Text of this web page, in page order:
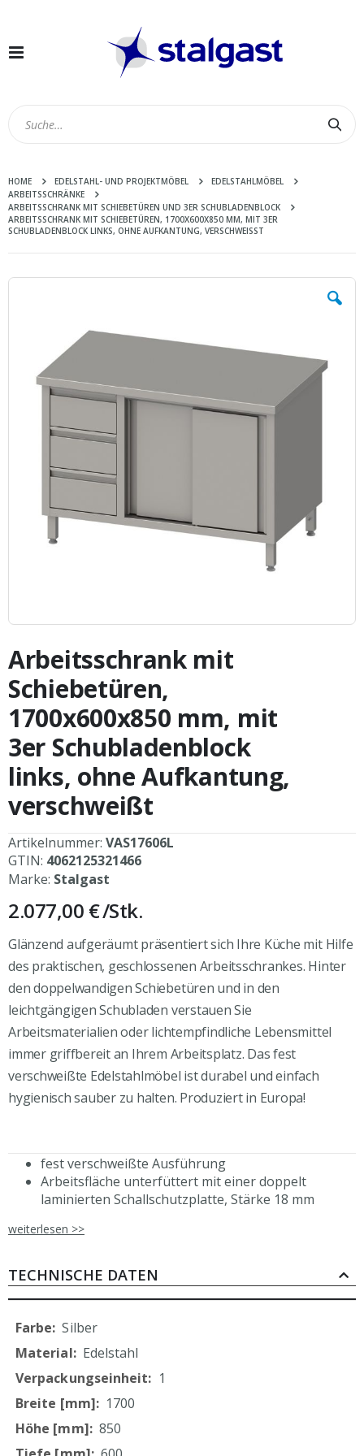
Navigation
HOME EDELSTAHL- UND PROJEKTMÖBEL
EDELSTAHLMÖBEL
ARBEITSSCHRÄNKE
ARBEITSSCHRANK MIT SCHIEBETÜREN UND 3ER SCHUBLADENBLOCK
ARBEITSSCHRANK MIT SCHIEBETÜREN, 1700X600X850 MM, MIT 3ER
SCHUBLADENBLOCK LINKS, OHNE AUFKANTUNG, VERSCHWEISST
Zum
Anfang
der
Bildergalerie
springen
Arbeitsschrank mit
Schiebetüren,
1700x600x850 mm, mit
3er Schubladenblock
links, ohne Aufkantung,
verschweißt
Artikelnummer: VAS17606L
GTIN: 4062125321466
Marke: Stalgast
2.077,00 €/Stk.
Glänzend aufgeräumt präsentiert sich Ihre Küche mit Hilfe
des praktischen, geschlossenen Arbeitsschrankes. Hinter
den doppelwandigen Schiebetüren und in den
leichtgängigen Schubladen verstauen Sie
Arbeitsmaterialien oder lichtempfindliche Lebensmittel
immer griffbereit an Ihrem Arbeitsplatz. Das fest
verschweißte Edelstahlmöbel ist durabel und einfach
hygienisch sauber zu halten. Produziert in Europa!
fest verschweißte Ausführung
Arbeitsfläche unterfüttert mit einer doppelt
laminierten Schallschutzplatte, Stärke 18 mm
zwei Schiebetüren
Führungszapfen in der unteren Schiene
Schiebetüren laufen und hängen auf Rollen
Einlegeboden
3er Schubladenblock links
Schubladenhöhe 150 mm, max. Tragkraft 25 kg
Schubladenschienen mit Kugelführung
(De)Montage der Schubladen ohne Werkzeug
Plattenüberstand 30 mm
weiterlesen >>
TECHNISCHE DATEN
Mehr
Informationen
Silber
Edelstahl
1
1700
850